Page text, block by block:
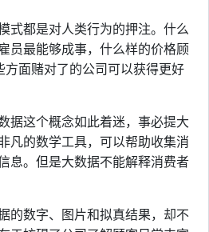
式都是对人类行为的押注。什么
员最能够成事，什么样的价格顾
面赌对了的公司可以获得更好
据这个概念如此着迷，事必提大
凡的数学工具，可以帮助收集消
息。但是大数据不能解释消费者
的数字、图片和拟真结果，却不